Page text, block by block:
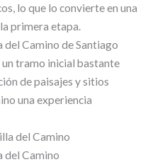
lo que lo convierte en una
primera etapa.
del Camino de Santiago
tramo inicial bastante
de paisajes y sitios
una experiencia
del Camino
del Camino